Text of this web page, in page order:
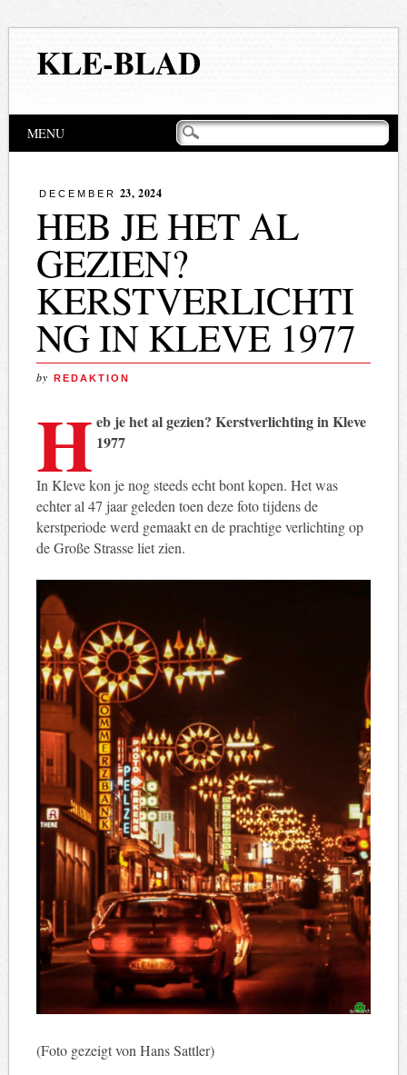
KLE-BLAD
Hoofdmenu
MENU
DECEMBER 23, 2024
HEB JE HET AL
GEZIEN?
KERSTVERLICHTI
NG IN KLEVE 1977
by REDAKTION
H eb je het al gezien? Kerstverlichting in Kleve
1977
In Kleve kon je nog steeds echt bont kopen. Het was
echter al 47 jaar geleden toen deze foto tijdens de
kerstperiode werd gemaakt en de prachtige verlichting op
de Große Strasse liet zien.
(Foto gezeigt von Hans Sattler)